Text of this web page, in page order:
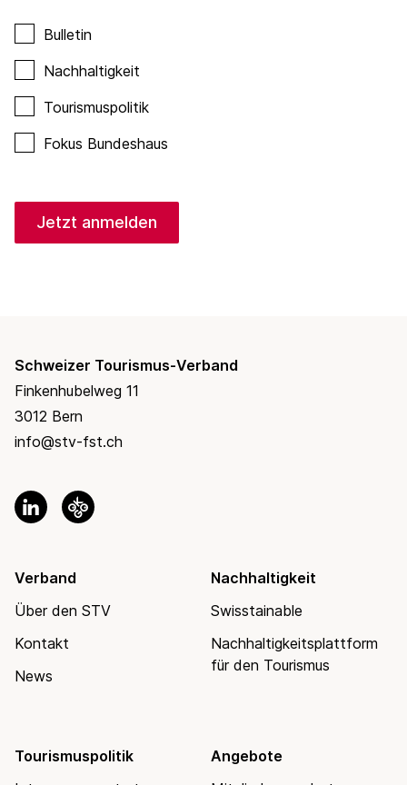
Bulletin
Nachhaltigkeit
Tourismuspolitik
Fokus Bundeshaus
Jetzt anmelden
Schweizer Tourismus-Verband
Finkenhubelweg 11
3012 Bern
info@stv-fst.ch
Verband
Über den STV
Kontakt
News
Nachhaltigkeit
Swisstainable
Nachhaltigkeitsplattform
für den Tourismus
Tourismuspolitik
Angebote